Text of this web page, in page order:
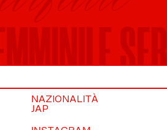
NAZIONALITÀ
JAP